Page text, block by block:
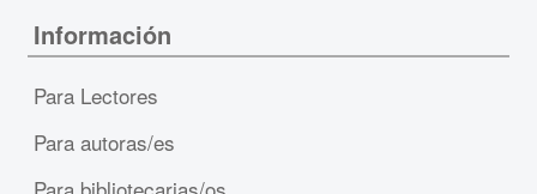
Información
Para Lectores
Para autoras/es
Para bibliotecarias/os